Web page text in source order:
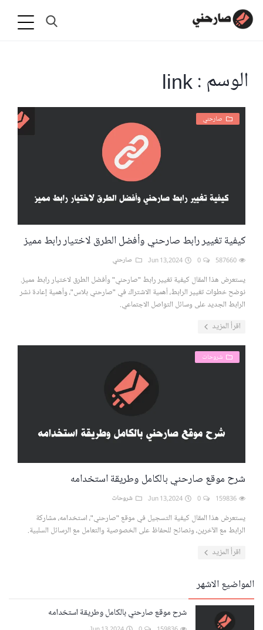
المواضيع الاشهر
شرح موقع صارحني بالكامل وطريقة استخدامه
الوسم : link
صارحني
كيفية تغيير رابط صارحني وأفضل الطرق لاختيار رابط مميز
صارحني
يستعرض هذا المقال كيفية تغيير رابط "صارحني" وأفضل الطرق لاختيار رابط مميز.
نوضح خطوات تغيير الرابط، أهمية الاشتراك في "صارحني بلاس"، وأهمية إعادة نشر
الرابط الجديد على وسائل التواصل الاجتماعي.
اقرأ المزيد
شروحات
شرح موقع صارحني بالكامل وطريقة استخدامه
شروحات
يستعرض هذا المقال كيفية التسجيل في موقع "صارحني"، استخدامه، مشاركة
الرابط مع الآخرين، ونصائح للحفاظ على الخصوصية والتعامل مع الرسائل السلبية.
اقرأ المزيد